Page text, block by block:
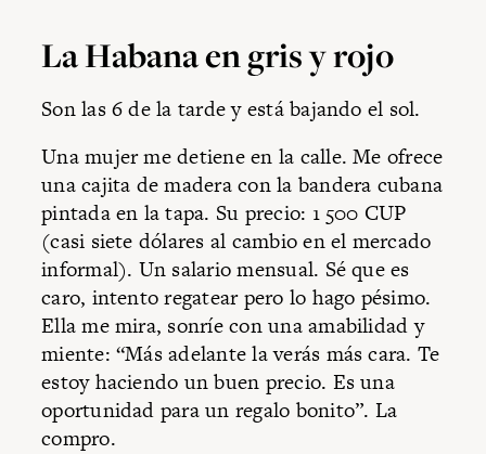
La Habana en gris y rojo
Son las 6 de la tarde y está bajando el sol.
Una mujer me detiene en la calle. Me ofrece
una cajita de madera con la bandera cubana
pintada en la tapa. Su precio: 1 500 CUP
(casi siete dólares al cambio en el mercado
informal). Un salario mensual. Sé que es
caro, intento regatear pero lo hago pésimo.
Ella me mira, sonríe con una amabilidad y
miente: “Más adelante la verás más cara. Te
estoy haciendo un buen precio. Es una
oportunidad para un regalo bonito”. La
compro.